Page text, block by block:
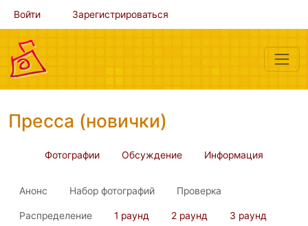
Войти Зарегистрироваться
Пресса (новички)
Фотографии Обсуждение Информация
Анонс Набор фотографий Проверка
Распределение 1 раунд 2 раунд 3 раунд